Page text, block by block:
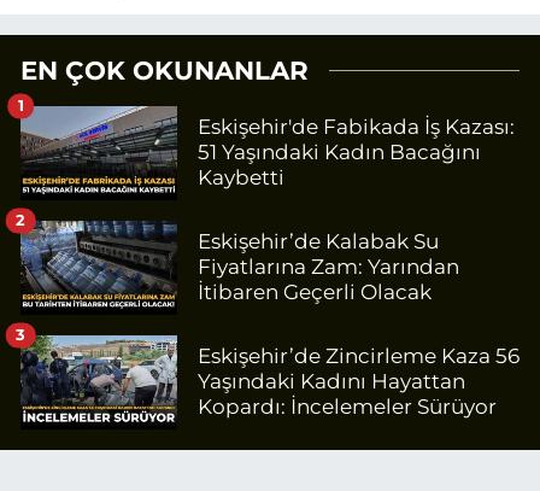
EN ÇOK OKUNANLAR
Eskişehir'de Fabikada İş Kazası:
51 Yaşındaki Kadın Bacağını
Kaybetti
1
Eskişehir’de Kalabak Su
Fiyatlarına Zam: Yarından
İtibaren Geçerli Olacak
2
Eskişehir’de Zincirleme Kaza 56
Yaşındaki Kadını Hayattan
Kopardı: İncelemeler Sürüyor
3